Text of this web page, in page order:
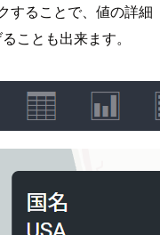
することで、値の詳細
ことも出来ます。